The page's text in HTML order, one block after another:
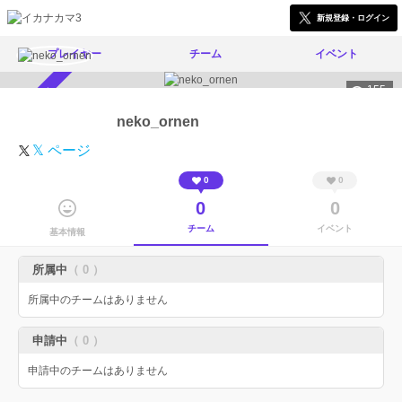
新規登録・ログイン
プレイヤー チーム イベント
155
neko_ornen
𝕏 ページ
基本情報
0
0
チーム
0
0
イベント
所属中 （ 0 ）
所属中のチームはありません
申請中 （ 0 ）
申請中のチームはありません